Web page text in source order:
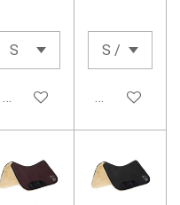
In den WarenkorbIn den